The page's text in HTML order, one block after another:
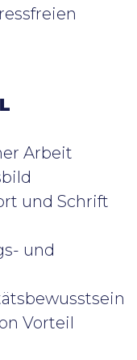
Arbeit
und Schrift
und
Vorteil